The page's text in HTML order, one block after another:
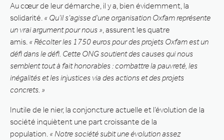
Au cœur de leur démarche, il y a, bien évidemment, la
solidarité. « Qu’il s’agisse d’une organisation Oxfam représente
un vrai argument pour nous » , assurent les quatre
amis. « Récolter les 1750 euros pour des projets Oxfam est un
défi dans le défi. Cette ONG soutient des causes qui nous
semblent tout à fait honorables : combattre la pauvreté, les
inégalités et les injustices via des actions et des projets
concrets. »
Inutile de le nier, la conjoncture actuelle et l’évolution de la
société inquiètent une part croissante de la
population. « Notre société subit une évolution assez